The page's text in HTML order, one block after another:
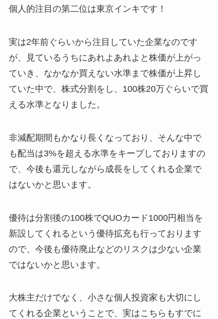
個人的注目の第二位は東京インキです！
実は2年前ぐらいから注目していた企業なのです
が、見ているうちにあれよあれよと株価が上がっ
ていき、なかなか買えない水準まで株価が上昇し
ていた中で、株式分割をし、100株20万ぐらいで買
える水準となりました。
非減配期間もかなり長くなっており、そんな中で
も配当は3%を超える水準をキープしておりますの
で、今後も還元しながら成長をしてくれる企業で
はないかと思います。
優待は分割後の100株でQUOカード1000円相当を
新設してくれるという優待拡充も行っております
ので、今後も優待廃止などのリスクは少ない企業
ではないかと思います。
大株主だけでなく、小さな個人投資家も大切にし
てくれる企業ということで、実はこちらもすでに